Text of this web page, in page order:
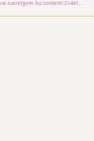
content/81491...